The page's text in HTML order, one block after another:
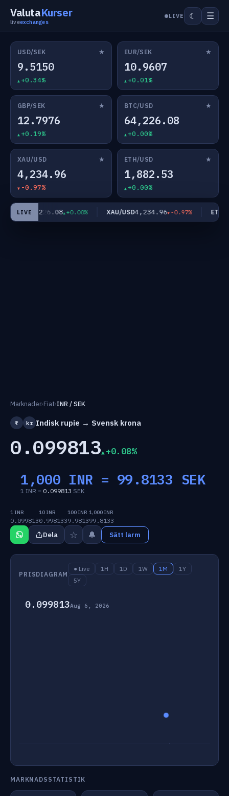
ValutaKurser
liveexchanges
LIVE ☾ ☰
USD/SEK ★
9.5150
+0.34%
EUR/SEK ★
10.9607
+0.01%
GBP/SEK ★
12.7976
+0.19%
BTC/USD ★
64,226.08
+0.00%
XAU/USD ★
4,234.96
-0.97%
ETH/USD ★
1,882.53
+0.00%
LIVE
USD64,226.08 +0.00% XAU/USD4,234.96 -0.97% ETH/
Marknader›Fiat›INR / SEK
₹ kr Indisk rupie → Svensk krona
0.099813 +0.08%
1,000 INR = 99.8133 SEK
1 INR = 0.099813 SEK
1 INR
0.099813
10 INR
0.998133
100 INR
9.9813
1,000 INR
99.8133
Dela ☆ 🔔 Sätt larm
PRISDIAGRAM
● Live 1H 1D 1W 1M
1Y
5Y
0.099813Aug 6, 2026
MARKNADSSTATISTIK